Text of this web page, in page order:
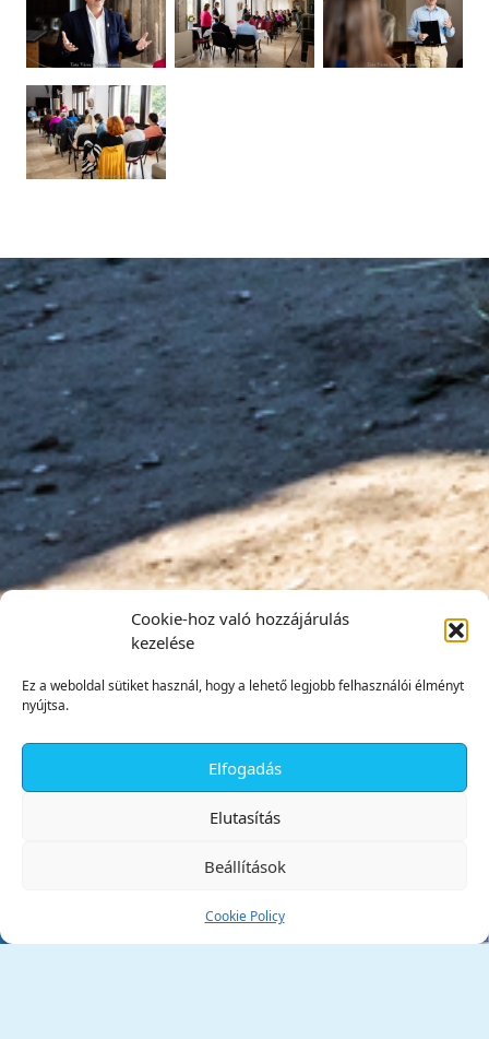
Cookie-hoz való hozzájárulás
kezelése
Ez a weboldal sütiket használ, hogy a lehető legjobb felhasználói élményt
nyújtsa.
Elfogadás
Elutasítás
Beállítások
Cookie Policy
Tata Város Önkormányzata
✕